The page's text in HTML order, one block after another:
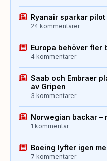
Ryanair sparkar
24 kommentarer
Europa behöver fler
4 kommentarer
Saab och Embraer
av Gripen
3 kommentarer
Norwegian backar –
1 kommentar
Boeing lyfter igen
7 kommentarer